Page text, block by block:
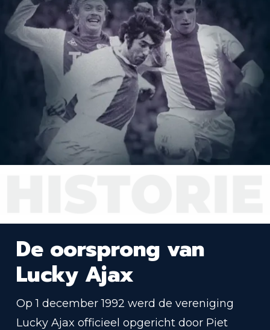
De oorsprong van
Lucky Ajax
Op 1 december 1992 werd de vereniging
Lucky Ajax officieel opgericht door Piet